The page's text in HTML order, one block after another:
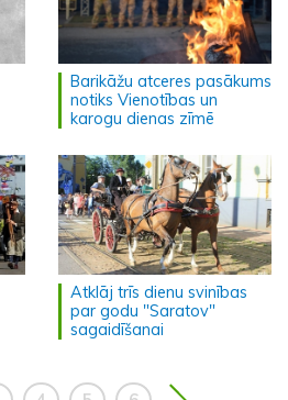
Barikāžu atceres pasākums
notiks Vienotības un
karogu dienas zīmē
Atklāj trīs dienu svinības
par godu "Saratov"
sagaidīšanai